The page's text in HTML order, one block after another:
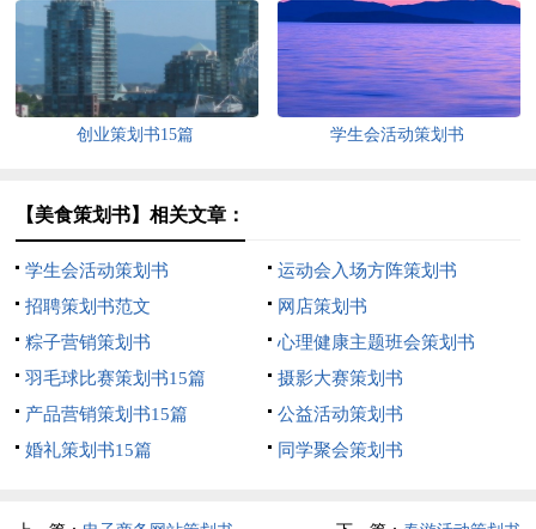
创业策划书15篇 学生会活动策划书
【美食策划书】相关文章：
学生会活动策划书
运动会入场方阵策划书
招聘策划书范文
网店策划书
粽子营销策划书
心理健康主题班会策划书
羽毛球比赛策划书15篇
摄影大赛策划书
产品营销策划书15篇
公益活动策划书
婚礼策划书15篇
同学聚会策划书